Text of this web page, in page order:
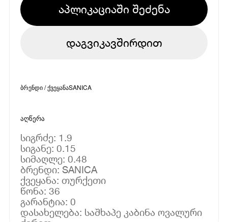
აპლიკაციაში შეძენა
დაგვიკავშირდით
ბრენდი / ქვეყანაSANICA
აღწერა
სიგრძე: 1.9
სიგანე: 0.15
სიმაღლე: 0.48
ბრენდი: SANICA
ქვეყანა: თურქეთი
წონა: 36
გარანტია: 0
დასახელება: საშხაპე კაბინა ოვალური